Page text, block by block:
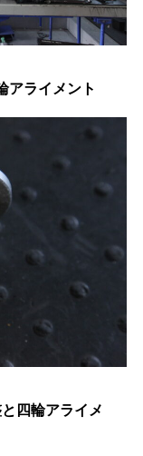
アライメント
四輪アライメ